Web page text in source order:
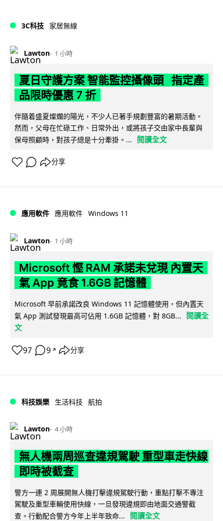
3C科技 家居無線
Lawton 1 小時
夏日守護方案 智能監控攝像頭 指定產
品限時優惠 7 折
伴隨着盛夏燦爛的陽光，不少人已著手規劃豐富的暑期活動。
然而，父母在忙碌工作、日常外出，或將孩子交由家中長輩與
保母照顧時，對孩子總是十分牽掛。...
閱讀全文
分享
應用軟件 應用軟件 Windows 11
Lawton 1 小時
Microsoft 慳 RAM 承諾未兌現 內置天
氣 App 竟食 1.6GB 記憶體
Microsoft 早前承諾改良 Windows 11 記憶體使用，但內置天
氣 App 測試發現最高可佔用 1.6GB 記憶體，對 8GB...
閱讀全
文
97 9 ↗ 分享
科技娛樂 生活科技 航拍
Lawton 4 小時
無人機兩周巡查違規駕駛 重型車走快線
即時被截查
警方一連 2 周展開無人機打擊違規駕駛行動，重點打擊不專注
駕駛及重型車輛使用快線，一旦發現違規即由地面交通警截
查。行動配合警方今年上半年致命...
閱讀全文